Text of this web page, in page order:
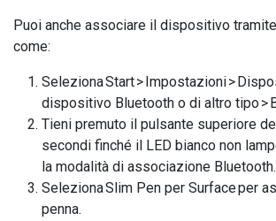
Puoi anche associare il dispositivo
come:
Seleziona Start > Impostazioni >
dispositivo Bluetooth o di altro tipo >
Tieni premuto il pulsante superiore
secondi finché il LED bianco non
la modalità di associazione Bluetooth.
Seleziona Slim Pen per Surface per
penna.